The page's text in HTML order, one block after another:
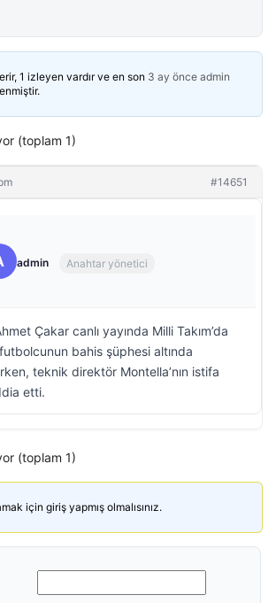
1 izleyen vardır ve en son 3 ay önce admin
(toplam 1)
#14651
admin Anahtar yönetici
Çakar canlı yayında Milli Takım’da
bahis şüphesi altında
teknik direktör Montella’nın istifa
etti.
(toplam 1)
için giriş yapmış olmalısınız.